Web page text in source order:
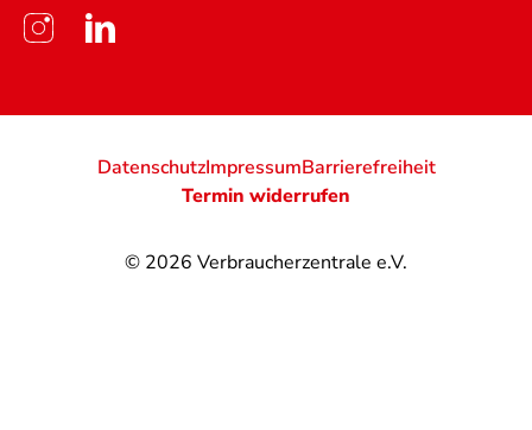
© 2026 Verbraucherzentrale e.V.
DatenschutzImpressumBarrierefreiheit
Termin widerrufen